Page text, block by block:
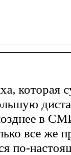
которая
в
все же
по-